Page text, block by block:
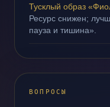
Тусклый образ
Ресурс снижен;
пауза и тишина».
ВОПРОСЫ